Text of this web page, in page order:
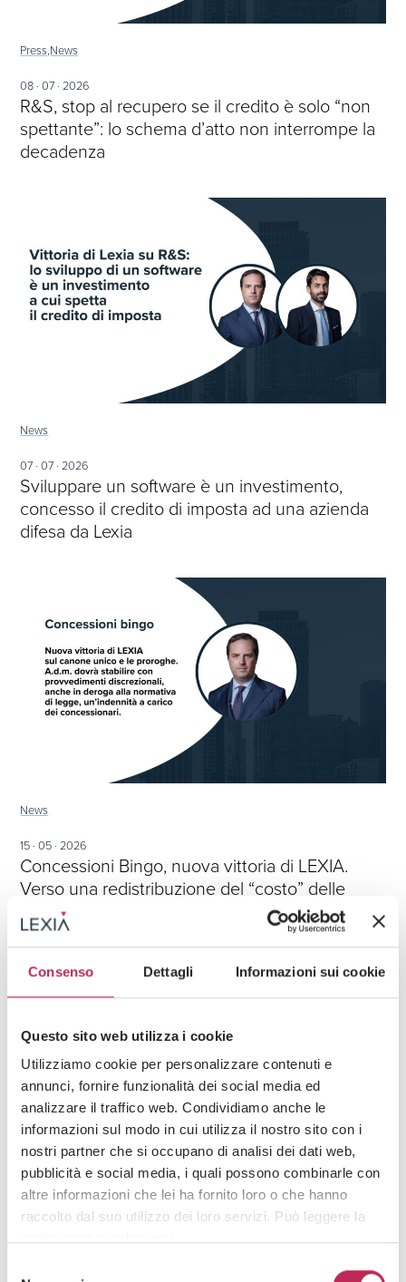
Consenso Dettagli Informazioni sui cookie
Questo sito web utilizza i cookie
Utilizziamo cookie per personalizzare contenuti e
annunci, fornire funzionalità dei social media ed
analizzare il traffico web. Condividiamo anche le
informazioni sul modo in cui utilizza il nostro sito con i
nostri partner che si occupano di analisi dei dati web,
pubblicità e social media, i quali possono combinarle con
altre informazioni che lei ha fornito loro o che hanno
raccolto dal suo utilizzo dei loro servizi. Può leggere la
Iscriviti alla newsletter
Newsletter
Press,News
08 · 07 · 2026
R&S, stop al recupero se il credito è solo “non
spettante”: lo schema d’atto non interrompe la
decadenza
News
07 · 07 · 2026
Sviluppare un software è un investimento,
concesso il credito di imposta ad una azienda
difesa da Lexia
News
15 · 05 · 2026
Concessioni Bingo, nuova vittoria di LEXIA.
Verso una redistribuzione del “costo” delle
proroghe illegittime all’interno del mercato
Guarda tutti +